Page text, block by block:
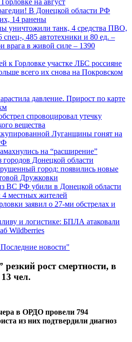
В Донецкой области РФ
14 ранены
уничтожили танк, 4 средства ПВО,
, 485 автотехники и 80 ед. –
врага в живой силе – 1390
к Горловке участке ЛБС россияне
всего их снова на Покровском
давление. Прирост по карте
спровоцировал утечку
вещества
Луганщины гонят на
на “расширение”
Донецкой области
город: появились новые
Дружковки
ВС РФ убили в Донецкой области
местных жителей
заявил о 27-ми обстрелах и
и логистике: БПЛА атаковали
Wildberries
новости"
рост смертности, в
чел.
в ОРДО провели 794
из них подтвердили диагноз